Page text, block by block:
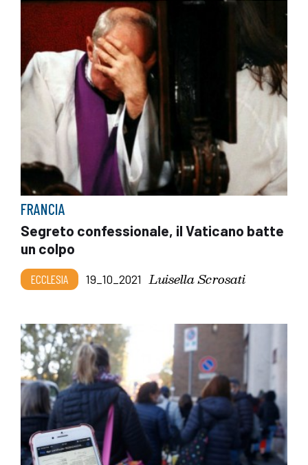
FRANCIA
Segreto confessionale, il Vaticano batte
un colpo
ECCLESIA 19_10_2021 Luisella Scrosati